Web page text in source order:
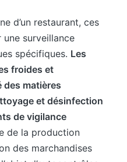
d’un restaurant, ces
surveillance
spécifiques. Les
froides et
matières
et désinfection
de vigilance
de la production
des marchandises